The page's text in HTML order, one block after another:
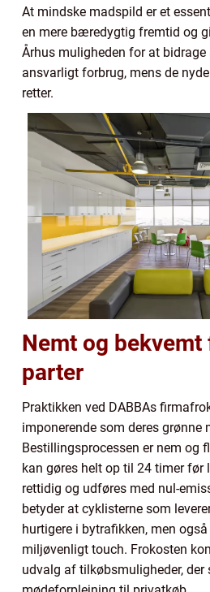
At mindske madspild er et
en mere bæredygtig fremtid og
Århus muligheden for at
ansvarligt forbrug, mens de
retter.
Nemt og bekvemt
parter
Praktikken ved DABBAs
imponerende som deres grønne
Bestillingsprocessen er nem og
kan gøres helt op til 24 timer før
rettidig og udføres med nul-
betyder at cyklisterne som
hurtigere i bytrafikken, men
miljøvenligt touch. Frokosten
udvalg af tilkøbsmuligheder,